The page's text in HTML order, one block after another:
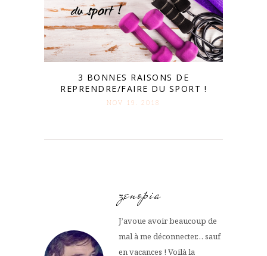
3 BONNES RAISONS DE
REPRENDRE/FAIRE DU SPORT !
NOV 19. 2018
zenopia
J’avoue avoir beaucoup de
mal à me déconnecter… sauf
en vacances ! Voilà la